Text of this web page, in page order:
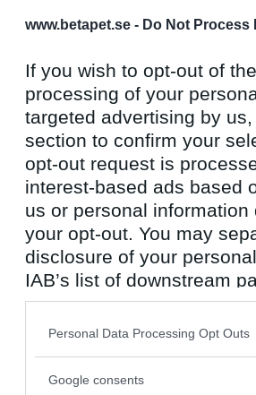
www.betapet.se - Do Not Process
If you wish to opt-out of
processing of your
targeted advertising by
section to confirm your
opt-out request is
interest-based ads based
us or personal
your opt-out. You may
disclosure of your
IAB’s list of downstream
also be disclosed by us
Downstream Participants
Please note that this
Personal Data Processing Opt Outs
Google consents
Antal inlägg:
9234
Antal inlägg:
2064
volpe1964 - Ej medlem längre